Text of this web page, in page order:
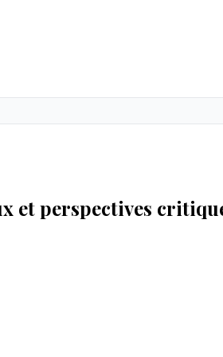
et perspectives